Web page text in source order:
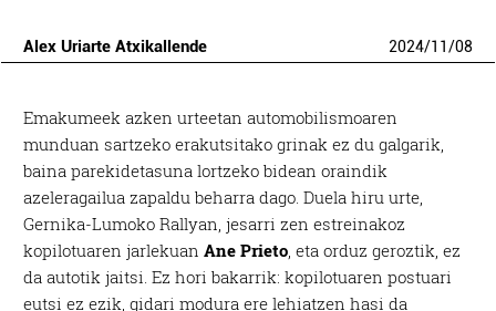
Alex Uriarte Atxikallende 2024/11/08
Emakumeek azken urteetan automobilismoaren
munduan sartzeko erakutsitako grinak ez du galgarik,
baina parekidetasuna lortzeko bidean oraindik
azeleragailua zapaldu beharra dago. Duela hiru urte,
Gernika-Lumoko Rallyan, jesarri zen estreinakoz
kopilotuaren jarlekuan Ane Prieto , eta orduz geroztik, ez
da autotik jaitsi. Ez hori bakarrik: kopilotuaren postuari
eutsi ez ezik, gidari modura ere lehiatzen hasi da